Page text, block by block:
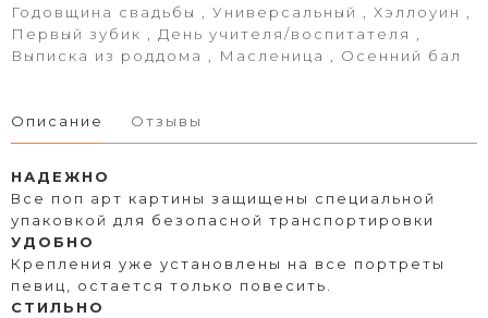
Годовщина свадьбы , Универсальный , Хэллоуин ,
Первый зубик , День учителя/воспитателя ,
Выписка из роддома , Масленица , Осенний бал
Описание Отзывы
НАДЕЖНО
Все поп арт картины защищены специальной
упаковкой для безопасной транспортировки
УДОБНО
Крепления уже установлены на все портреты
певиц, остается только повесить.
СТИЛЬНО